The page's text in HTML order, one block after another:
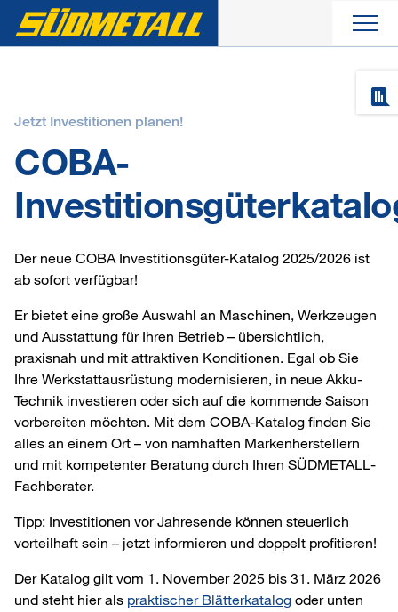
Unternehmen
Service
Kontakt
Jetzt Investitionen planen!
COBA-
Der neue COBA Investitionsgüter-Katalog 2025/2026 ist
ab sofort verfügbar!
Er bietet eine große Auswahl an Maschinen, Werkzeugen
und Ausstattung für Ihren Betrieb – übersichtlich,
praxisnah und mit attraktiven Konditionen. Egal ob Sie
Ihre Werkstattausrüstung modernisieren, in neue Akku-
Technik investieren oder sich auf die kommende Saison
vorbereiten möchten. Mit dem COBA-Katalog finden Sie
alles an einem Ort – von namhaften Markenherstellern
und mit kompetenter Beratung durch Ihren SÜDMETALL-
Fachberater.
Tipp: Investitionen vor Jahresende können steuerlich
vorteilhaft sein – jetzt informieren und doppelt profitieren!
Der Katalog gilt vom 1. November 2025 bis 31. März 2026
und steht hier als praktischer Blätterkatalog oder unten